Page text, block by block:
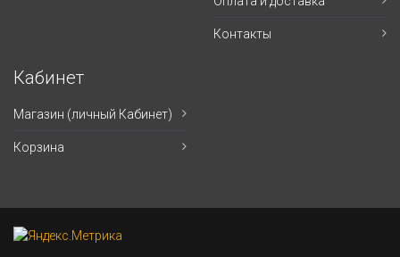
Контакты
Кабинет
Магазин (личный Кабинет)
Корзина